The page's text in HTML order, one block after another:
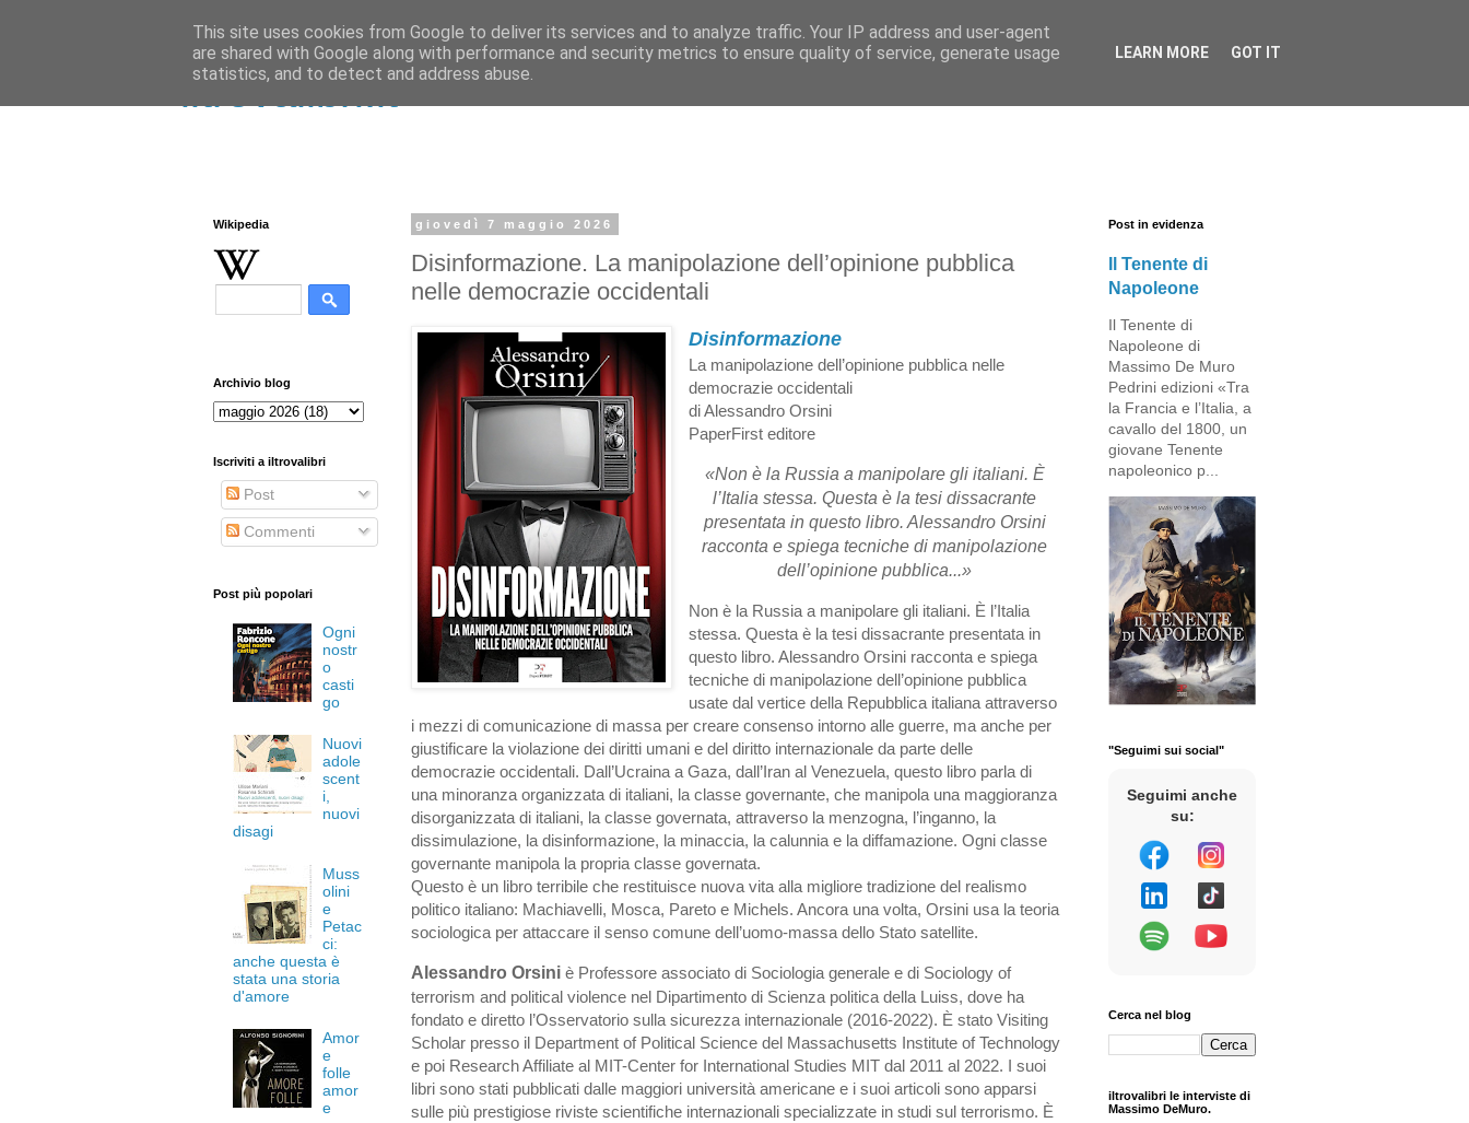
iltrovalibri.it
giovedì 7 maggio 2026
Disinformazione. La manipolazione dell’opinione pubblica
nelle democrazie occidentali
Disinformazione
La manipolazione dell’opinione pubblica nelle
democrazie occidentali
di Alessandro Orsini
PaperFirst editore
«Non è la Russia a manipolare gli italiani. È
l’Italia stessa. Questa è la tesi dissacrante
presentata in questo libro. Alessandro Orsini
racconta e spiega tecniche di manipolazione
dell’opinione pubblica...»
Non è la Russia a manipolare gli italiani. È l’Italia
stessa. Questa è la tesi dissacrante presentata in
questo libro. Alessandro Orsini racconta e spiega
tecniche di manipolazione dell’opinione pubblica
usate dal vertice della Repubblica italiana attraverso
i mezzi di comunicazione di massa per creare consenso intorno alle guerre, ma anche per
giustificare la violazione dei diritti umani e del diritto internazionale da parte delle
democrazie occidentali. Dall’Ucraina a Gaza, dall’Iran al Venezuela, questo libro parla di
una minoranza organizzata di italiani, la classe governante, che manipola una maggioranza
disorganizzata di italiani, la classe governata, attraverso la menzogna, l’inganno, la
dissimulazione, la disinformazione, la minaccia, la calunnia e la diffamazione. Ogni classe
governante manipola la propria classe governata.
Questo è un libro terribile che restituisce nuova vita alla migliore tradizione del realismo
politico italiano: Machiavelli, Mosca, Pareto e Michels. Ancora una volta, Orsini usa la teoria
sociologica per attaccare il senso comune dell’uomo-massa dello Stato satellite.
Alessandro Orsini è Professore associato di Sociologia generale e di Sociology of
terrorism and political violence nel Dipartimento di Scienza politica della Luiss, dove ha
fondato e diretto l’Osservatorio sulla sicurezza internazionale (2016-2022). È stato Visiting
Scholar presso il Department of Political Science del Massachusetts Institute of Technology
e poi Research Affiliate al MIT-Center for International Studies MIT dal 2011 al 2022. I suoi
libri sono stati pubblicati dalle maggiori università americane e i suoi articoli sono apparsi
sulle più prestigiose riviste scientifiche internazionali specializzate in studi sul terrorismo. È
Wikipedia
Archivio blog
Iscriviti a iltrovalibri
Post
Commenti
Post più popolari
Ogni
nostr
o
casti
go
Nuovi
adole
scent
i,
nuovi
disagi
Muss
olini
e
Petac
ci:
anche questa è
stata una storia
d'amore
Amor
e
folle
amor
e
Post in evidenza
Il Tenente di
Napoleone
Il Tenente di
Napoleone di
Massimo De Muro
Pedrini edizioni «Tra
la Francia e l’Italia, a
cavallo del 1800, un
giovane Tenente
napoleonico p...
"Seguimi sui social"
Seguimi anche
su:
Cerca nel blog
iltrovalibri le interviste di
Massimo DeMuro.
This site uses cookies from Google to deliver its services and to analyze traffic. Your IP address and user-agent
are shared with Google along with performance and security metrics to ensure quality of service, generate usage
statistics, and to detect and address abuse.
LEARN MORE GOT IT